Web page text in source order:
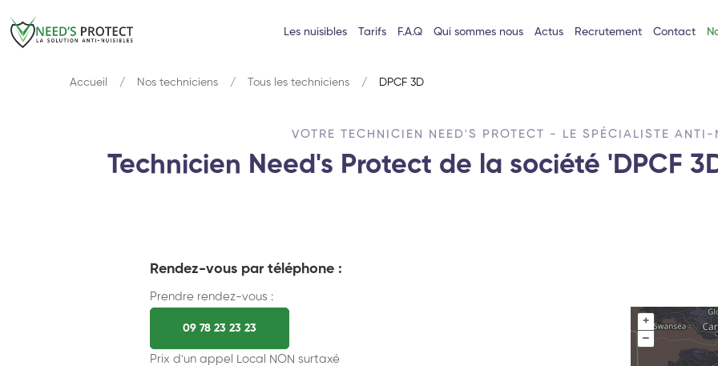
Les nuisibles Tarifs F.A.Q Qui sommes nous Actus Recrutement Contact
Accueil Nos techniciens Tous les techniciens DPCF 3D
VOTRE TECHNICIEN NEED'S PROTECT - LE SPÉCIALISTE ANTI-
Technicien Need's Protect de la société 'DPCF
Rendez-vous par téléphone :
Prendre rendez-vous :
09 78 23 23 23
Prix d'un appel Local NON surtaxé
+
–